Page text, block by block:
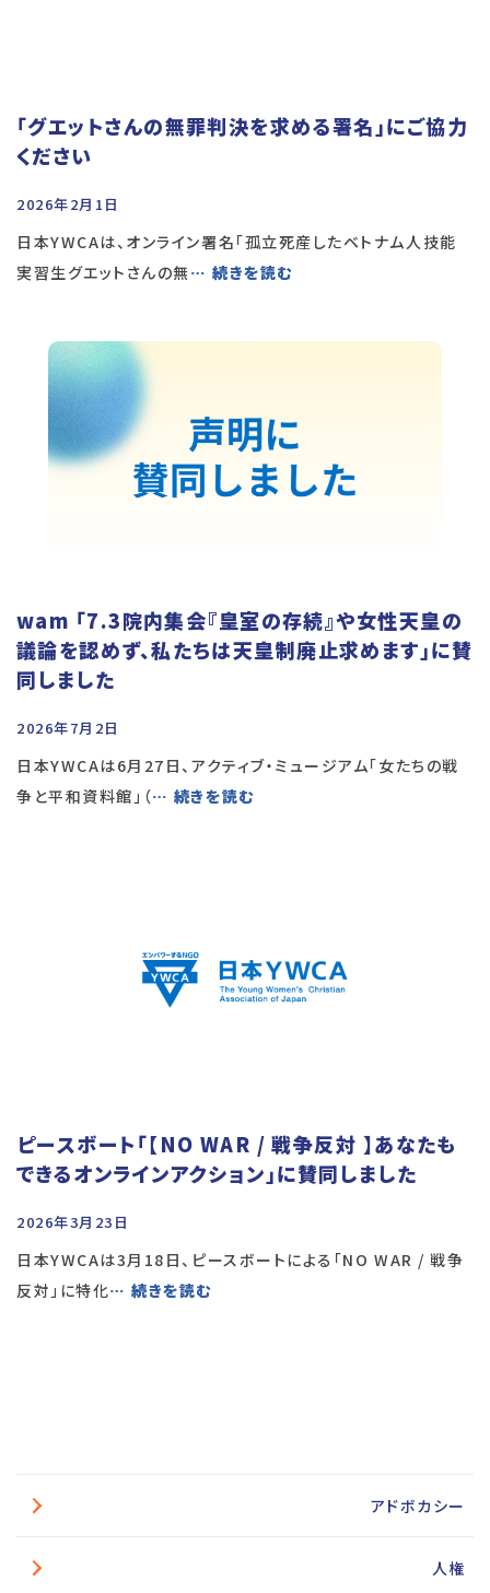
「グエットさんの無罪判決を求める署名」にご協力
ください
2026年2月1日
日本YWCAは、オンライン署名「孤立死産したベトナム人技能
実習生グエットさんの無 … 続きを読む
wam 「7.3院内集会『皇室の存続』や女性天皇の
議論を認めず、私たちは天皇制廃止求めます」に賛
同しました
2026年7月2日
日本YWCAは6月27日、アクティブ・ミュージアム「女たちの戦
争と平和資料館」（… 続きを読む
ピースボート「【NO WAR / 戦争反対 】あなたも
できるオンラインアクション」に賛同しました
2026年3月23日
日本YWCAは3月18日、ピースボートによる「NO WAR / 戦争
反対」に特化… 続きを読む
アドボカシー
人権